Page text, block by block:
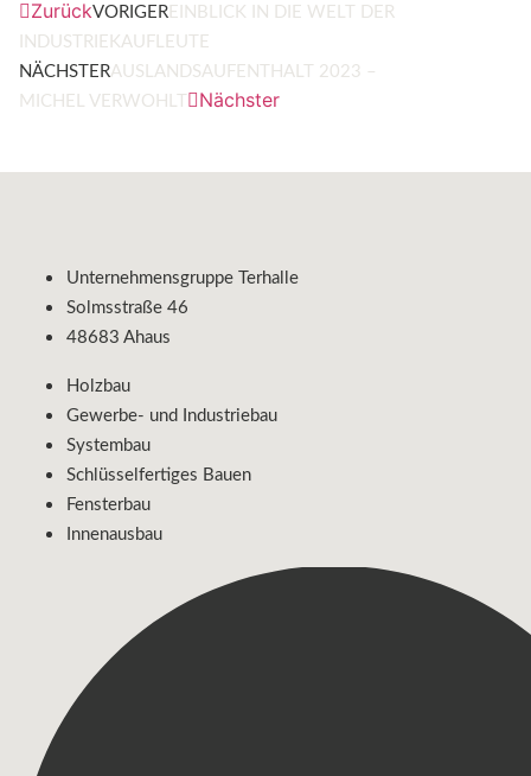
ZurückVORIGER EINBLICK IN DIE WELT DER
INDUSTRIEKAUFLEUTE
NÄCHSTERAUSLANDSAUFENTHALT 2023 –
MICHEL VERWOHLT
Nächster
Unternehmensgruppe Terhalle
Solmsstraße 46
48683 Ahaus
Holzbau
Gewerbe- und Industriebau
Systembau
Schlüsselfertiges Bauen
Fensterbau
Innenausbau